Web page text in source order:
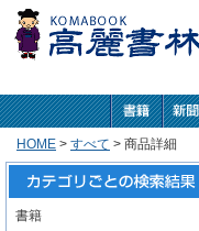
HOME > すべて > 商品詳細
書籍